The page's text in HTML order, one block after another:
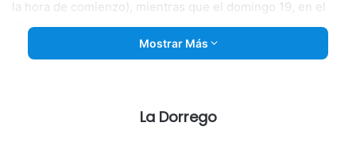
la hora de comienzo), mientras que el domingo 19, en el
Club Independiente, se concretará la esperada cena del
que se podrán pagar en cuotas y que estarán a la venta a
partir de los primeros días de septiembre en el propio
Mostrar Más
La Dorrego